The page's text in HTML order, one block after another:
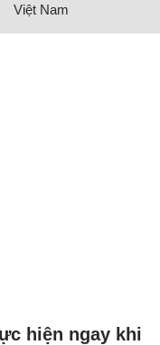
Việt Nam
hiện ngay khi